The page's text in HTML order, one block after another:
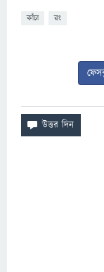
কাঁচা রং